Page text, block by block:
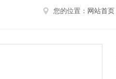
您的位置： 网站首页